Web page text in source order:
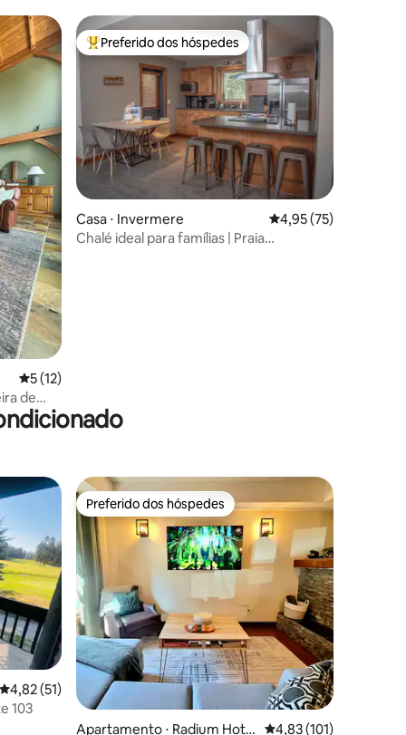
5 de uma avaliação média de 5, 12 avaliações
5 (12)
de
Entre os melhores preferidos dos hóspedes
Preferido dos hóspedes
Casa ⋅ Invermere 4,95 de uma
4,95 (75)
Chalé ideal para famílias | Praia
4,82 de uma avaliação média de 5, 51 avaliações
4,82 (51)
103
Preferido dos hóspedes
Preferido dos hóspedes
Apartamento ⋅ Radium Hot S 4,83 de uma avaliação
4,83 (101)